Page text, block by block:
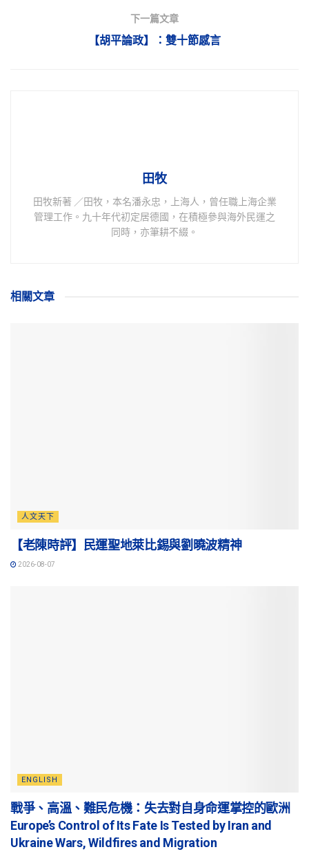
下一篇文章
【胡平論政】：雙十節感言
田牧
田牧新著 ／田牧，本名潘永忠，上海人，曾任職上海企業
管理工作。九十年代初定居德國，在積極參與海外民運之
同時，亦筆耕不綴。
相關文章
人文天下
【老陳時評】民運聖地萊比錫與劉曉波精神
2026-08-07
ENGLISH
戰爭、高溫、難民危機：失去對自身命運掌控的歐洲
Europe’s Control of Its Fate Is Tested by Iran and
Ukraine Wars, Wildfires and Migration